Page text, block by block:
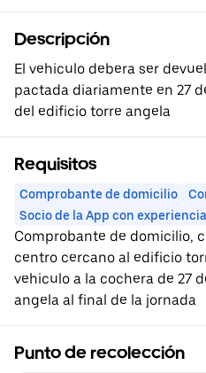
Descripción
El vehiculo debera ser
pactada diariamente en 27
del edificio torre angela
Requisitos
Comprobante de domicilio
Socio de la App con
Comprobante de domicilio,
centro cercano al edificio
vehiculo a la cochera de 27
angela al final de la jornada
Punto de recolección